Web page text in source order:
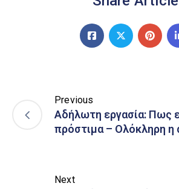
Previous
Αδήλωτη εργασία: Πως
πρόστιμα – Ολόκληρη
Next